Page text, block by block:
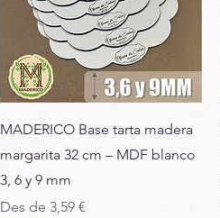
MADERICO Base tarta madera
margarita 32 cm – MDF blanco
3, 6 y 9 mm
Des de 3,59 €
Preu d'oferta